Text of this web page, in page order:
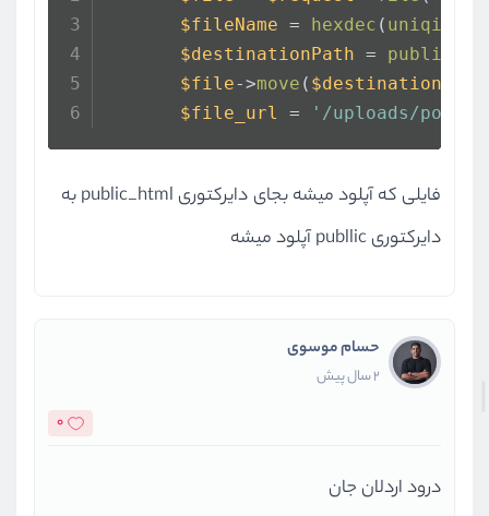
$fileName = hexdec ( uniqid
$destinationPath =
$file->move ( $destinationPath
$file_url
= '/uploads/
فایلی که آپلود میشه بجای دایرکتوری public_html به
دایرکتوری publlic آپلود میشه
حسام موسوی
2 سال پیش
0
درود اردلان جان